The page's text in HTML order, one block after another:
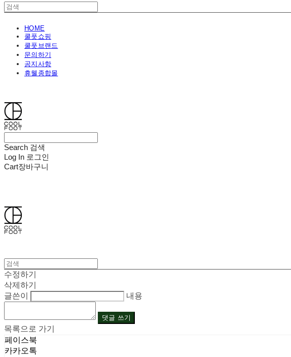
HOME
쿨풋쇼핑
쿨풋브랜드
문의하기
공지사항
휴웰종합몰
Search 검색
Log In 로그인
Cart장바구니
수정하기
삭제하기
글쓴이
내용
댓글 쓰기
목록으로 가기
페이스북
카카오톡